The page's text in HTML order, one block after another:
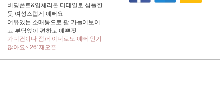
비딩폰트&입체리본 디테일로 심플한
듯 여성스럽게 예뻐요
여유있는 소매통으로 팔 가늘어보이
고 부담없이 편하고 예쁜핏
가디건이나 점퍼 이너로도 예뻐 인기
많아요~ 26`재오픈